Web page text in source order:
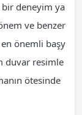
deneyim ya
ve benzer
en önemli başy
duvar resimle
ötesinde